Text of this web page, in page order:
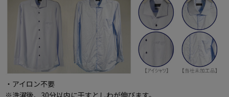
・アイロン不要
※洗濯後、30分以内に干すとしわが伸びます。